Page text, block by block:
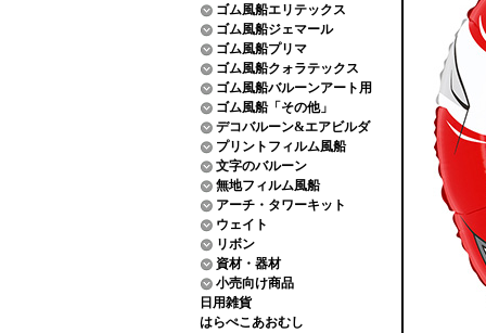
ゴム風船エリテックス
ゴム風船ジェマール
ゴム風船プリマ
ゴム風船クォラテックス
ゴム風船バルーンアート用
ゴム風船「その他」
デコバルーン&エアビルダ
プリントフィルム風船
文字のバルーン
無地フィルム風船
アーチ・タワーキット
ウェイト
リボン
資材・器材
小売向け商品
日用雑貨
はらぺこあおむし